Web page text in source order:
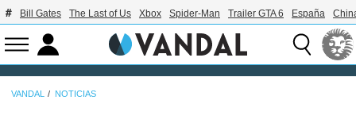
Bill Gates The Last of Us Xbox Spider-Man Trailer GTA 6 España
VANDAL NOTICIAS